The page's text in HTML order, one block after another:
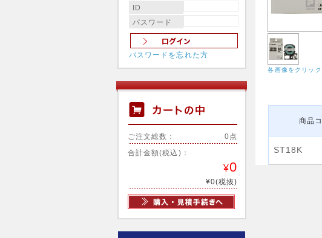
ID
パスワード
パスワードを忘れた方
ご注文総数： 0点
合計金額(税込)：
¥0
¥0(税抜)
各画像をクリッ
商品
ST18K